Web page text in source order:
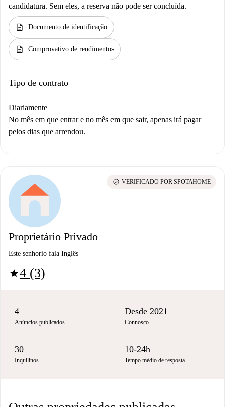
candidatura. Sem eles, a reserva não pode ser concluída.
description Documento de identificação
description Comprovativo de rendimentos
Tipo de contrato
Diariamente
No mês em que entrar e no mês em que sair, apenas irá pagar
pelos dias que arrendou.
Proprietário Privado
Este senhorio fala Inglês
star4 (3)
check_circle VERIFICADO POR SPOTAHOME
4
Anúncios publicados
Desde 2021
Connosco
30
Inquilinos
10-24h
Tempo médio de resposta